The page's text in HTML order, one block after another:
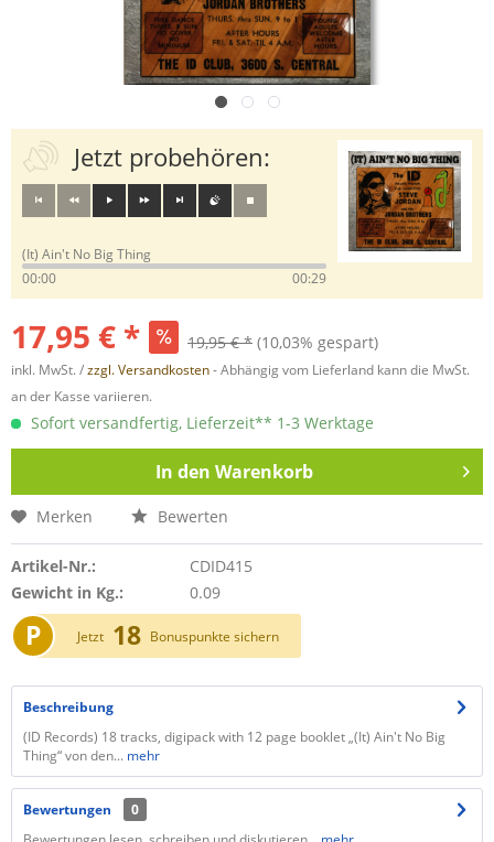
Jetzt probehören:
(It) Ain't No Big Thing
00:00
00:29
17,95 € * 19,95 € * (10,03% gespart)
inkl. MwSt. /zzgl. Versandkosten- Abhängig vom Lieferland kann die MwSt.
an der Kasse variieren.
Sofort versandfertig, Lieferzeit** 1-3 Werktage
In den Warenkorb
Merken Bewerten
Artikel-Nr.:
CDID415
Gewicht in Kg.:
0.09
P Jetzt 18 Bonuspunkte sichern
Beschreibung
(ID Records) 18 tracks, digipack with 12 page booklet „(It) Ain't No Big
Thing“ von den... mehr
Bewertungen
0